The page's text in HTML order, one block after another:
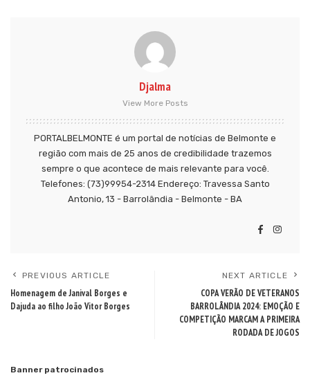
Djalma
View More Posts
PORTALBELMONTE é um portal de notícias de Belmonte e
região com mais de 25 anos de credibilidade trazemos
sempre o que acontece de mais relevante para você.
Telefones: (73)99954-2314 Endereço: Travessa Santo
Antonio, 13 - Barrolândia - Belmonte - BA
PREVIOUS ARTICLE
Homenagem de Janival Borges e
Dajuda ao filho João Vitor Borges
NEXT ARTICLE
COPA VERÃO DE VETERANOS
BARROLÂNDIA 2024: EMOÇÃO E
COMPETIÇÃO MARCAM A PRIMEIRA
RODADA DE JOGOS
Banner patrocinados